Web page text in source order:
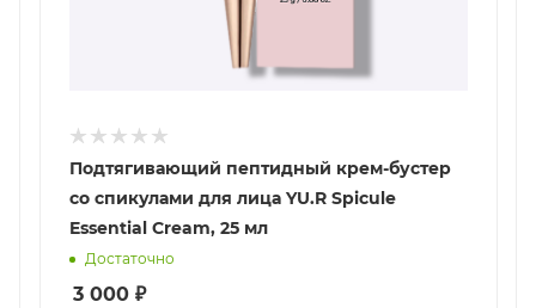
Подтягивающий пептидный крем-бустер
со спикулами для лица YU.R Spicule
Essential Cream, 25 мл
Достаточно
3 000 ₽